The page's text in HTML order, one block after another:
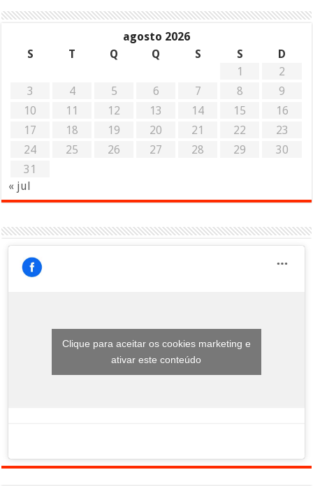
agosto 2026
S
T Q Q S S
D
1
2
3
4 5 6 7 8
9
10
11 12 13 14 15
16
17
18 19 20 21 22
23
24
25 26 27 28 29
30
31
« jul
Clique para aceitar os cookies marketing e
ativar este conteúdo